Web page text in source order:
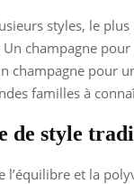
styles, le
champagne pour
champagne pour
familles à
de style
l’équilibre et la